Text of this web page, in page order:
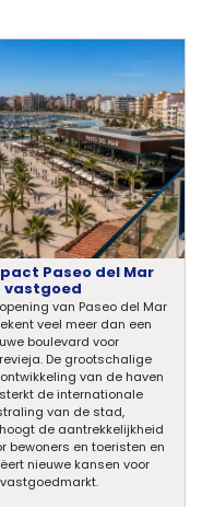
Paseo del Mar
vastgoed
van Paseo del Mar
veel meer dan een
boulevard voor
De grootschalige
van de haven
de internationale
van de stad,
de aantrekkelijkheid
bewoners en toeristen en
nieuwe kansen voor